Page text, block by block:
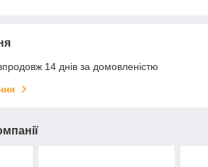
14 днів за домовленістю